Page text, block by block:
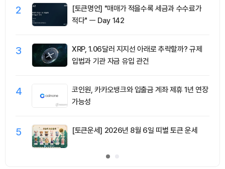
2
[토큰명언] "매매가 적을수록 세금과 수수료가
적다" ㅡ Day 142
3
XRP, 1.06달러 지지선 아래로 추락할까? 규제
입법과 기관 자금 유입 관건
4
코인원, 카카오뱅크와 입출금 계좌 제휴 1년 연장
가능성
5 [토큰운세] 2026년 8월 6일 띠별 토큰 운세